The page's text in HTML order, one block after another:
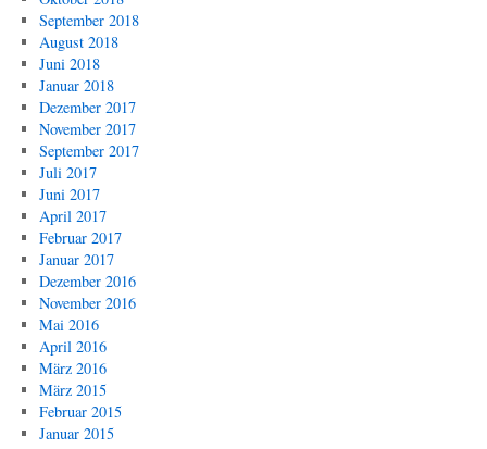
September 2018
August 2018
Juni 2018
Januar 2018
Dezember 2017
November 2017
September 2017
Juli 2017
Juni 2017
April 2017
Februar 2017
Januar 2017
Dezember 2016
November 2016
Mai 2016
April 2016
März 2016
März 2015
Februar 2015
Januar 2015